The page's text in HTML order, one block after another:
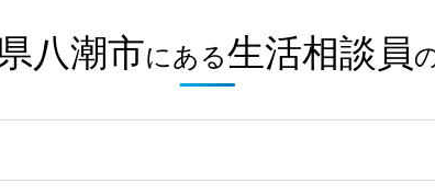
八潮市にある生活相談員